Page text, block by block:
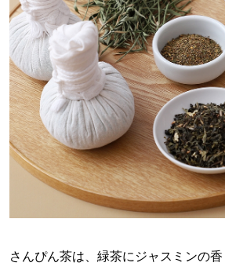
さんぴん茶は、緑茶にジャスミンの